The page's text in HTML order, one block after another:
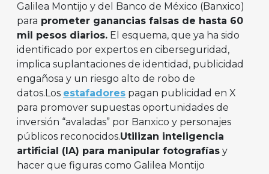
Galilea Montijo y del Banco de México (Banxico)
para prometer ganancias falsas de hasta 60
mil pesos diarios. El esquema, que ya ha sido
identificado por expertos en ciberseguridad,
implica suplantaciones de identidad, publicidad
engañosa y un riesgo alto de robo de
datos.Los estafadores pagan publicidad en X
para promover supuestas oportunidades de
inversión “avaladas” por Banxico y personajes
públicos reconocidos.Utilizan inteligencia
artificial (IA) para manipular fotografías y
hacer que figuras como Galilea Montijo